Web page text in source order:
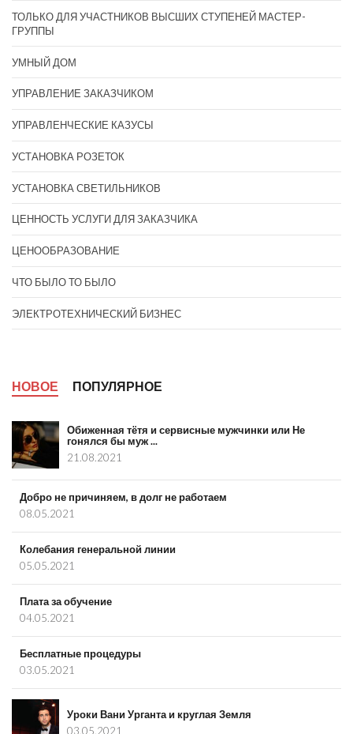
ТОЛЬКО ДЛЯ УЧАСТНИКОВ ВЫСШИХ СТУПЕНЕЙ МАСТЕР-
ГРУППЫ
УМНЫЙ ДОМ
УПРАВЛЕНИЕ ЗАКАЗЧИКОМ
УПРАВЛЕНЧЕСКИЕ КАЗУСЫ
УСТАНОВКА РОЗЕТОК
УСТАНОВКА СВЕТИЛЬНИКОВ
ЦЕННОСТЬ УСЛУГИ ДЛЯ ЗАКАЗЧИКА
ЦЕНООБРАЗОВАНИЕ
ЧТО БЫЛО ТО БЫЛО
ЭЛЕКТРОТЕХНИЧЕСКИЙ БИЗНЕС
НОВОЕ ПОПУЛЯРНОЕ
Обиженная тётя и сервисные мужчинки или Не
гонялся бы муж ...
21.08.2021
Добро не причиняем, в долг не работаем
08.05.2021
Колебания генеральной линии
05.05.2021
Плата за обучение
04.05.2021
Бесплатные процедуры
03.05.2021
Уроки Вани Урганта и круглая Земля
03.05.2021